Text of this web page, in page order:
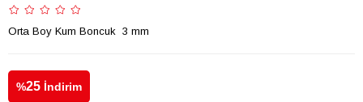
Orta Boy Kum Boncuk 3 mm
%25 İndirim